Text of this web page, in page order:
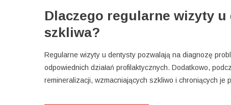
Dlaczego regularne wizyty
szkliwa?
Regularne wizyty u dentysty pozwalają na diagnozę
odpowiednich działań profilaktycznych. Dodatkowo,
remineralizacji, wzmacniających szkliwo i chroniących je